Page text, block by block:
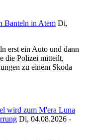
Banteln in Atem Di,
erst ein Auto und dann
die Polizei mitteilt,
zu einem Skoda
wird zum M'era Luna
Di, 04.08.2026 -